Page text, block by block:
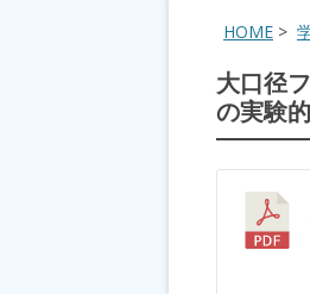
HOME >
大口径
の実験